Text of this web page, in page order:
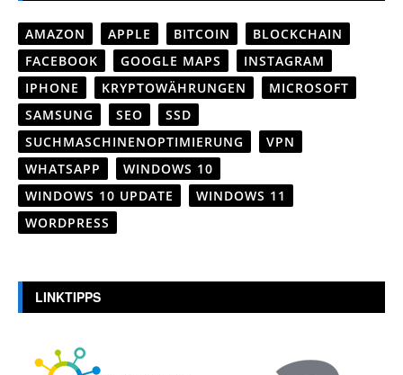
AMAZON APPLE BITCOIN
BLOCKCHAIN
FACEBOOK
GOOGLE MAPS
INSTAGRAM
IPHONE
KRYPTOWÄHRUNGEN
MICROSOFT
SAMSUNG
SEO
SSD
SUCHMASCHINENOPTIMIERUNG
VPN
WHATSAPP
WINDOWS 10
WINDOWS 10 UPDATE
WINDOWS 11
WORDPRESS
LINKTIPPS